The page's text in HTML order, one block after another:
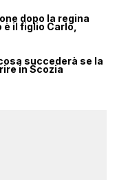
dopo la regina
il figlio Carlo,
succederà se la
in Scozia